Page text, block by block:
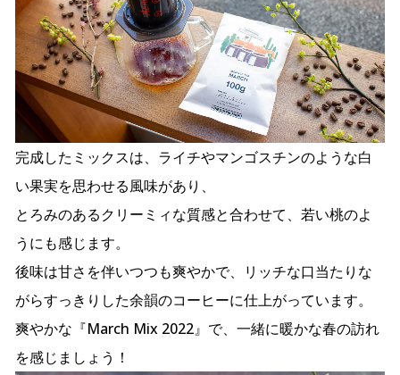
完成したミックスは、ライチやマンゴスチンのような白
い果実を思わせる風味があり、
とろみのあるクリーミィな質感と合わせて、若い桃のよ
うにも感じます。
後味は甘さを伴いつつも爽やかで、リッチな口当たりな
がらすっきりした余韻のコーヒーに仕上がっています。
爽やかな『March Mix 2022』で、一緒に暖かな春の訪れ
を感じましょう！